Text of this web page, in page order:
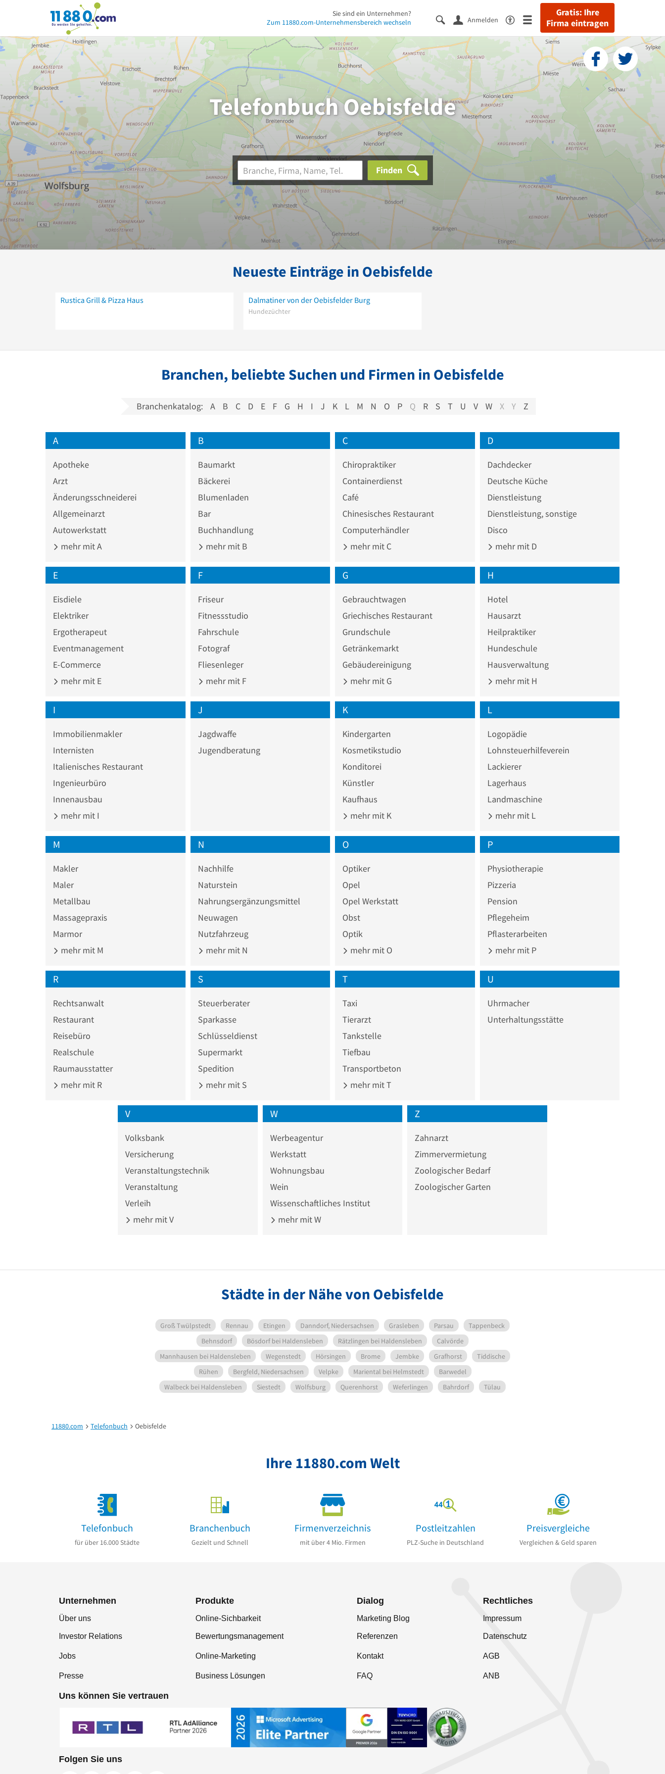
11880.com
Gratis: Ihre
Firma eintragen
Anmelden
Sie sind ein Unternehmen?
Zum 11880.com-Unternehmensbereich wechseln
Telefonbuch Oebisfelde
Finden
Neueste Einträge in Oebisfelde
Rustica Grill & Pizza Haus Dalmatiner von der Oebisfelder Burg
Hundezüchter
Branchen, beliebte Suchen und Firmen in Oebisfelde
Branchenkatalog: A B C D E F G H I J K L M N O P Q R S T U V W X Y Z
A
Apotheke
Arzt
Änderungsschneiderei
Allgemeinarzt
Autowerkstatt
mehr mit A
B
Baumarkt
Bäckerei
Blumenladen
Bar
Buchhandlung
mehr mit B
C
Chiropraktiker
Containerdienst
Café
Chinesisches Restaurant
Computerhändler
mehr mit C
D
Dachdecker
Deutsche Küche
Dienstleistung
Dienstleistung, sonstige
Disco
mehr mit D
E
Eisdiele
Elektriker
Ergotherapeut
Eventmanagement
E-Commerce
mehr mit E
F
Friseur
Fitnessstudio
Fahrschule
Fotograf
Fliesenleger
mehr mit F
G
Gebrauchtwagen
Griechisches Restaurant
Grundschule
Getränkemarkt
Gebäudereinigung
mehr mit G
H
Hotel
Hausarzt
Heilpraktiker
Hundeschule
Hausverwaltung
mehr mit H
I
Immobilienmakler
Internisten
Italienisches Restaurant
Ingenieurbüro
Innenausbau
mehr mit I
J
Jagdwaffe
Jugendberatung
K
Kindergarten
Kosmetikstudio
Konditorei
Künstler
Kaufhaus
mehr mit K
L
Logopädie
Lohnsteuerhilfeverein
Lackierer
Lagerhaus
Landmaschine
mehr mit L
M
Makler
Maler
Metallbau
Massagepraxis
Marmor
mehr mit M
N
Nachhilfe
Naturstein
Nahrungsergänzungsmittel
Neuwagen
Nutzfahrzeug
mehr mit N
O
Optiker
Opel
Opel Werkstatt
Obst
Optik
mehr mit O
P
Physiotherapie
Pizzeria
Pension
Pflegeheim
Pflasterarbeiten
mehr mit P
R
Rechtsanwalt
Restaurant
Reisebüro
Realschule
Raumausstatter
mehr mit R
S
Steuerberater
Sparkasse
Schlüsseldienst
Supermarkt
Spedition
mehr mit S
T
Taxi
Tierarzt
Tankstelle
Tiefbau
Transportbeton
mehr mit T
U
Uhrmacher
Unterhaltungsstätte
V
Volksbank
Versicherung
Veranstaltungstechnik
Veranstaltung
Verleih
mehr mit V
W
Werbeagentur
Werkstatt
Wohnungsbau
Wein
Wissenschaftliches Institut
mehr mit W
Z
Zahnarzt
Zimmervermietung
Zoologischer Bedarf
Zoologischer Garten
Städte in der Nähe von Oebisfelde
Groß Twülpstedt Rennau Etingen Danndorf, Niedersachsen Grasleben Parsau
Tappenbeck
Behnsdorf
Bösdorf bei Haldensleben Rätzlingen bei Haldensleben
Calvörde
Mannhausen bei Haldensleben
Wegenstedt Hörsingen Brome Jembke Grafhorst
Tiddische
Rühen
Bergfeld, Niedersachsen Velpke Mariental bei Helmstedt
Barwedel
Walbeck bei Haldensleben
Siestedt Wolfsburg Querenhorst Weferlingen Bahrdorf Tülau
11880.com Telefonbuch Oebisfelde
Ihre 11880.com Welt
Telefonbuch
für über 16.000 Städte
Branchenbuch
Gezielt und Schnell
Firmenverzeichnis
mit über 4 Mio. Firmen
Postleitzahlen
PLZ-Suche in Deutschland
Preisvergleiche
Vergleichen & Geld sparen
Unternehmen
Über uns
Investor Relations
Jobs
Presse
Produkte
Online-Sichbarkeit
Bewertungsmanagement
Online-Marketing
Business Lösungen
Dialog
Marketing Blog
Referenzen
Kontakt
FAQ
Rechtliches
Impressum
Datenschutz
AGB
ANB
Uns können Sie vertrauen
Folgen Sie uns